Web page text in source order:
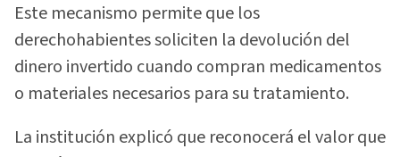
Este mecanismo permite que los
derechohabientes soliciten la devolución del
dinero invertido cuando compran medicamentos
o materiales necesarios para su tratamiento.
La institución explicó que reconocerá el valor que